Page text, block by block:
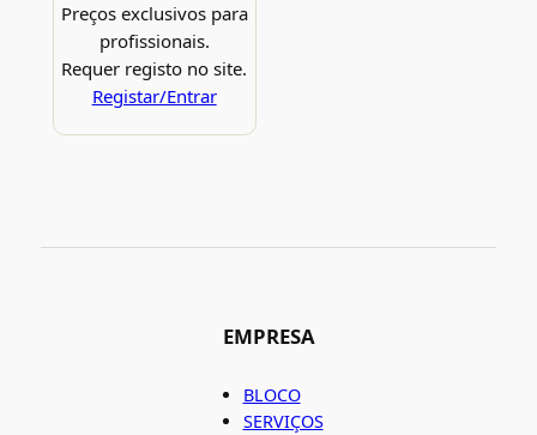
Preços exclusivos para
profissionais.
Requer registo no site.
Registar/Entrar
EMPRESA
BLOCO
SERVIÇOS